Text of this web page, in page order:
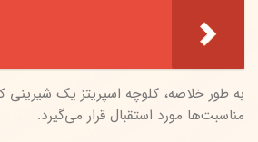
به طور خلاصه، کلوچه اسپریتز یک
مناسبت‌ها مورد استقبال قرار می‌گیرد.